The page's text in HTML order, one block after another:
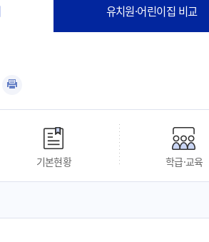
유치원·어린이집 비교
기본현황 학급·교육